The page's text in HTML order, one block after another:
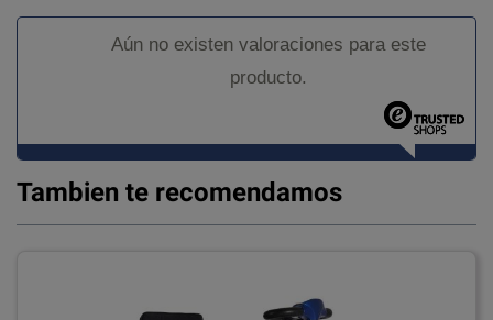
Aún no existen valoraciones para este
producto.
Tambien te recomendamos